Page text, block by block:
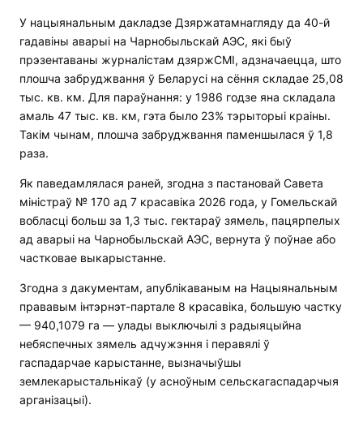
У нацыянальным дакладзе Дзяржатамнагляду да 40-й
гадавіны аварыі на Чарнобыльскай АЭС, які быў
прэзентаваны журналістам дзяржСМІ, адзначаецца, што
плошча забруджвання ў Беларусі на сёння складае 25,08
тыс. кв. км. Для параўнання: у 1986 годзе яна складала
амаль 47 тыс. кв. км, гэта было 23% тэрыторыі краіны.
Такім чынам, плошча забруджвання паменшылася ў 1,8
раза.
Як паведамлялася раней, згодна з пастановай Савета
міністраў № 170 ад 7 красавіка 2026 года, у Гомельскай
вобласці больш за 1,3 тыс. гектараў зямель, пацярпелых
ад аварыі на Чарнобыльскай АЭС, вернута ў поўнае або
частковае выкарыстанне.
Згодна з дакументам, апублікаваным на Нацыянальным
прававым інтэрнэт-партале 8 красавіка, большую частку
— 940,1079 га — улады выключылі з радыяцыйна
небяспечных зямель адчужэння і перавялі ў
гаспадарчае карыстанне, вызначыўшы
землекарыстальнікаў (у асноўным сельскагаспадарчыя
арганізацыі).